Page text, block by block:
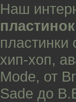
Наш
пластинок
хип-хоп,
Mode, от
Sade до